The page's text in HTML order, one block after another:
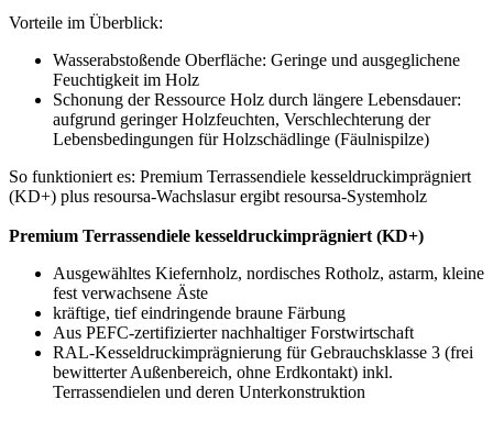
Vorteile im Überblick:
Wasserabstoßende Oberfläche: Geringe und ausgeglichene
Feuchtigkeit im Holz
Schonung der Ressource Holz durch längere Lebensdauer:
aufgrund geringer Holzfeuchten, Verschlechterung der
Lebensbedingungen für Holzschädlinge (Fäulnispilze)
So funktioniert es: Premium Terrassendiele kesseldruckimprägniert
(KD+) plus resoursa-Wachslasur ergibt resoursa-Systemholz
Premium Terrassendiele kesseldruckimprägniert (KD+)
Ausgewähltes Kiefernholz, nordisches Rotholz, astarm, kleine
fest verwachsene Äste
kräftige, tief eindringende braune Färbung
Aus PEFC-zertifizierter nachhaltiger Forstwirtschaft
RAL-Kesseldruckimprägnierung für Gebrauchsklasse 3 (frei
bewitterter Außenbereich, ohne Erdkontakt) inkl.
Terrassendielen und deren Unterkonstruktion